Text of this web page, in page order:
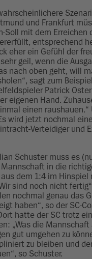
und Frankfurt
Soll mit dem Erreichen
entsprechend
eher ein Gefühl der
geil, wenn die
nach oben geht, will
sagt zum
Patrick
eigenen Hand.
einen raushauen.“
wird jetzt nochmal
Verteidiger und
Schuster muss es
in die
dem 1:4 im Hinspiel
sind noch nicht
nochmal genau das
haben“, so der SC-
hatte der SC trotz
„Was die
gut umgehen zu
zu bleiben und
so Schuster.